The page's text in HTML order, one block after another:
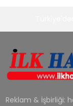
Reklam & İşbirliği: